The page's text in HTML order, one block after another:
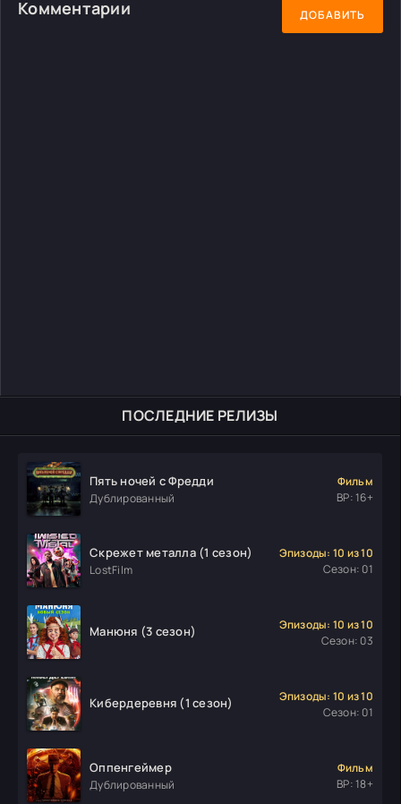
ПОСЛЕДНИЕ РЕЛИЗЫ
Пять ночей с Фредди
Дублированный
Фильм
ВР: 16+
Скрежет металла (1 сезон)
LostFilm
Эпизоды: 10 из 10
Сезон: 01
Манюня (3 сезон)
Эпизоды: 10 из 10
Сезон: 03
Кибердеревня (1 сезон)
Эпизоды: 10 из 10
Сезон: 01
Оппенгеймер
Дублированный
Фильм
ВР: 18+
Комментарии ДОБАВИТЬ